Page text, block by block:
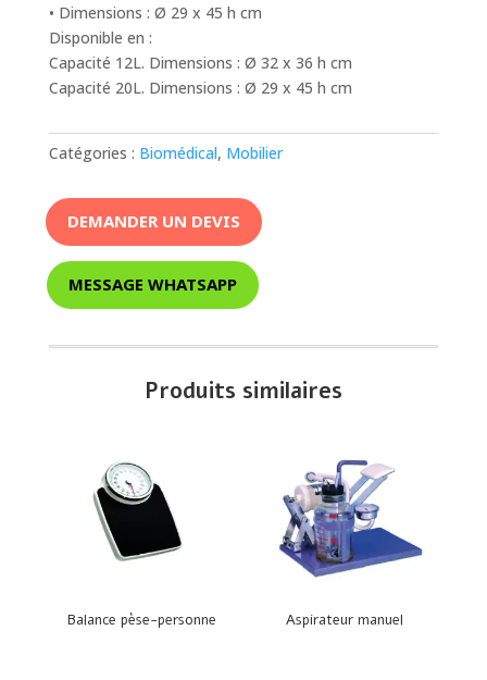
• Dimensions : Ø 29 x 45 h cm
Disponible en :
Capacité 12L. Dimensions : Ø 32 x 36 h cm
Capacité 20L. Dimensions : Ø 29 x 45 h cm
Catégories : Biomédical, Mobilier
DEMANDER UN DEVIS
MESSAGE WHATSAPP
Produits similaires
Balance pèse-personne Aspirateur manuel